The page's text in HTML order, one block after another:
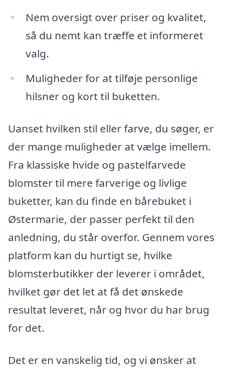
Nem oversigt over priser og kvalitet,
så du nemt kan træffe et informeret
valg.
Muligheder for at tilføje personlige
hilsner og kort til buketten.
Uanset hvilken stil eller farve, du søger, er
der mange muligheder at vælge imellem.
Fra klassiske hvide og pastelfarvede
blomster til mere farverige og livlige
buketter, kan du finde en bårebuket i
Østermarie, der passer perfekt til den
anledning, du står overfor. Gennem vores
platform kan du hurtigt se, hvilke
blomsterbutikker der leverer i området,
hvilket gør det let at få det ønskede
resultat leveret, når og hvor du har brug
for det.
Det er en vanskelig tid, og vi ønsker at